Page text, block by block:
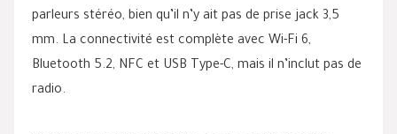
parleurs stéréo, bien qu’il n’y ait pas de prise jack 3,5
mm. La connectivité est complète avec Wi-Fi 6,
Bluetooth 5.2, NFC et USB Type-C, mais il n’inclut pas de
radio.